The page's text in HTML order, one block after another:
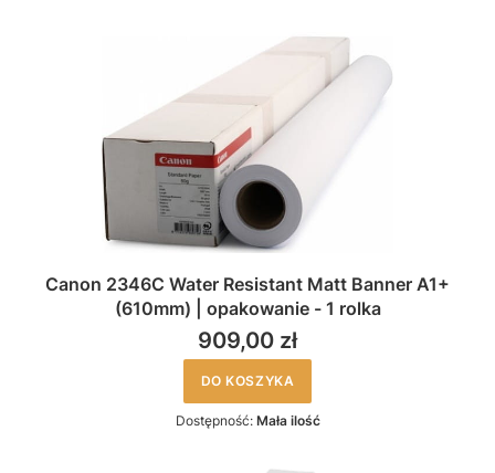
Canon 2346C Water Resistant Matt Banner A1+
(610mm) | opakowanie - 1 rolka
909,00 zł
DO KOSZYKA
Dostępność: Mała ilość